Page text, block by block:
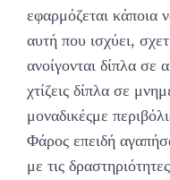
εφαρμόζεται κάποια
αυτή που ισχύει,
ανοίγονται δίπλα σε
χτίζεις δίπλα σε
μοναδικέςμε
Φάρος επειδή
με τις